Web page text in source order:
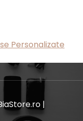
Personalizate
|